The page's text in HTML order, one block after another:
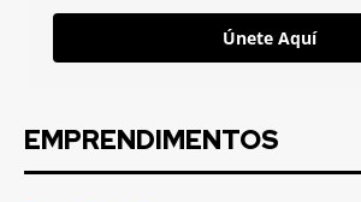
Únete Aquí
EMPRENDIMENTOS